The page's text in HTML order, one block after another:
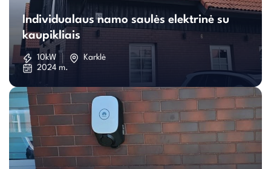
Individualaus
namo
saulės
elektrinė
su
kaupikliais
Individualaus namo saulės elektrinė su
kaupikliais
10kW
Karklė
2024 m.